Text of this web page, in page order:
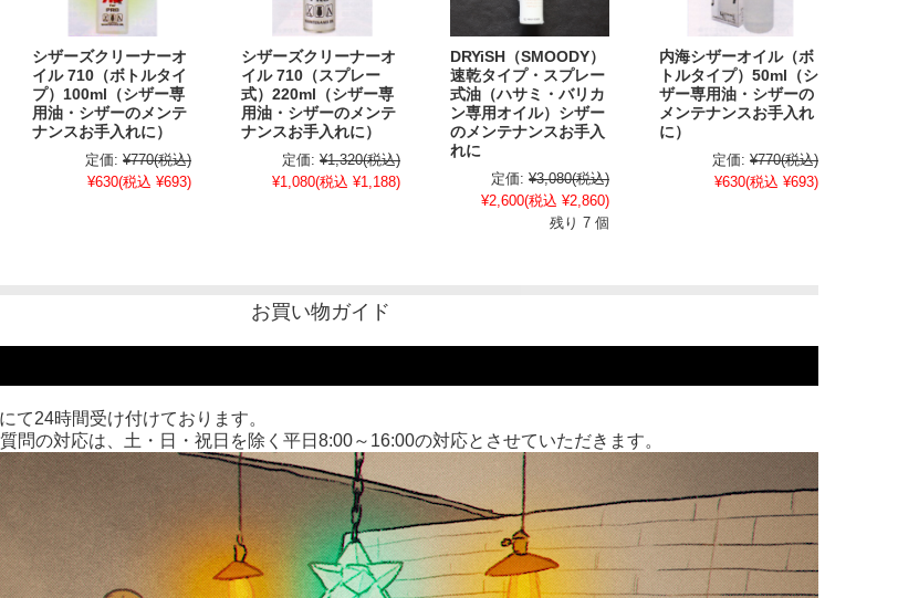
シザーズクリーナーオ
イル 710（ボトルタイ
プ）100ml（シザー専
用油・シザーのメンテ
ナンスお手入れに）
定価: ¥770(税込)
¥630(税込 ¥693)
シザーズクリーナーオ
イル 710（スプレー
式）220ml（シザー専
用油・シザーのメンテ
ナンスお手入れに）
定価: ¥1,320(税込)
¥1,080(税込 ¥1,188)
DRYiSH（SMOODY）
速乾タイプ・スプレー
式油（ハサミ・バリカ
ン専用オイル）シザー
のメンテナンスお手入
れに
定価: ¥3,080(税込)
¥2,600(税込 ¥2,860)
残り 7 個
内海シザーオイル（ボ
トルタイプ）50ml（シ
ザー専用油・シザーの
メンテナンスお手入れ
に）
定価: ¥770(税込)
¥630(税込 ¥693)
お買い物ガイド
て24時間受け付けております。
問の対応は、土・日・祝日を除く平日8:00～16:00の対応とさせていただきます。